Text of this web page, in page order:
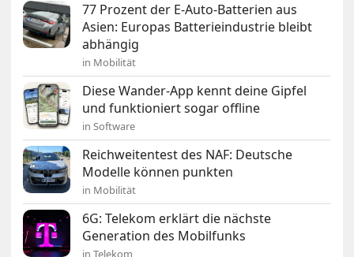
77 Prozent der E-Auto-Batterien aus
Asien: Europas Batterieindustrie bleibt
abhängig
in Mobilität
Diese Wander-App kennt deine Gipfel
und funktioniert sogar offline
in Software
Reichweitentest des NAF: Deutsche
Modelle können punkten
in Mobilität
6G: Telekom erklärt die nächste
Generation des Mobilfunks
in Telekom